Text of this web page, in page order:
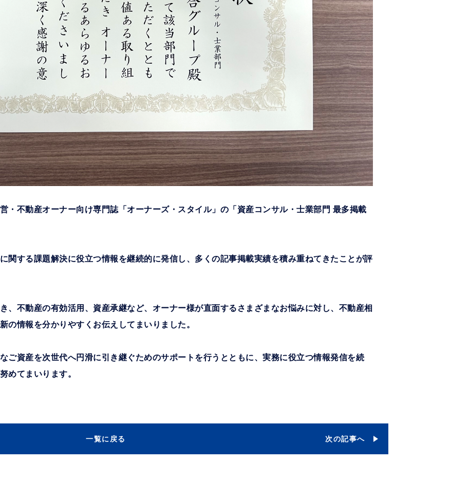
・不動産オーナー向け専門誌「オーナーズ・スタイル」の「資産コンサル・士業部門 最多掲載
関する課題解決に役立つ情報を継続的に発信し、多くの記事掲載実績を積み重ねてきたことが評
、不動産の有効活用、資産承継など、オーナー様が直面するさまざまなお悩みに対し、不動産相
の情報を分かりやすくお伝えしてまいりました。
ご資産を次世代へ円滑に引き継ぐためのサポートを行うとともに、実務に役立つ情報発信を続
めてまいります。
一覧に戻る 次の記事へ